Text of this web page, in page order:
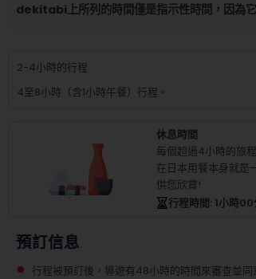
dekitabi上所列的時間僅是指示性時間，因為
2-4小時的行程
4至8小時（含1小時午餐）行程。
休息時間
每個超過4小時的旅
在日本用餐本身就是
供您欣賞!
行程時間: 1小時00
預訂信息
行程被預訂後，導遊有48小時的時間來審查並